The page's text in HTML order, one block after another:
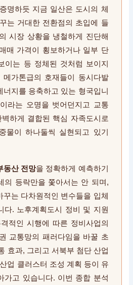
명하듯 지금 일산은 도시의 체
는 거대한 전환점의 초입에 들
시장 상황을 냉철하게 진단해
매 가격이 횡보하거나 일부 단
이는 등 정체된 것처럼 보이지
가톤급의 호재들이 동시다발
너지를 응축하고 있는 형국입니
라는 오명을 벗어던지고 교통
하게 결합된 핵심 자족도시로
물이 하나둘씩 실현되고 있기
동산 전망을 정확하게 예측하기
의 등락만을 쫓아서는 안 되며,
꾸는 다차원적인 변수들을 입체
다. 노후계획도시 정비 및 지원
적인 시행에 따른 정비사업의
교통망의 패러다임을 바꿀 초
효과, 그리고 서북부 첨단 산업
업 클러스터 조성 계획 등이 유
가고 있습니다. 이번 종합 분석